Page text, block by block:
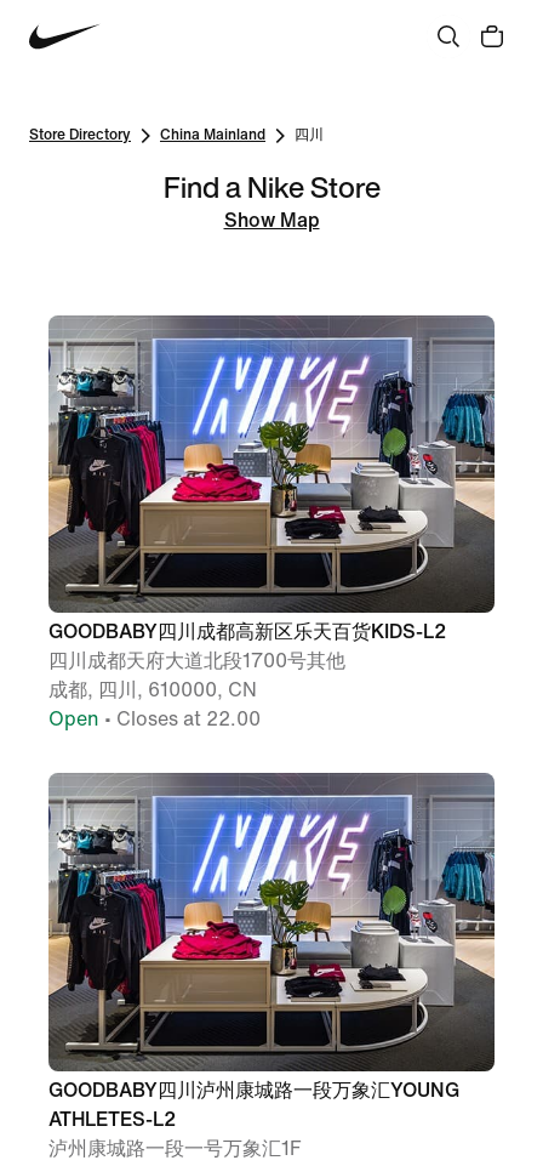
Store Directory China Mainland 四川
Find a Nike Store
Show Map
GOODBABY四川成都高新区乐天百货KIDS-L2
四川成都天府大道北段1700号其他
成都, 四川, 610000, CN
Open • Closes at 22.00
GOODBABY四川泸州康城路一段万象汇YOUNG
ATHLETES-L2
泸州康城路一段一号万象汇1F